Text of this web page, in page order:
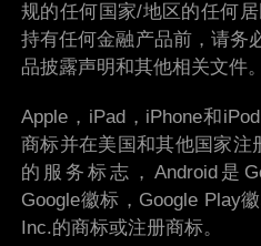
规的任何国家/地区的任何
持有任何金融产品前，请务
品披露声明和其他相关文件。
Apple，iPad，iPhone和
商标并在美国和其他国家注
的服务标志，Android是
Google徽标，Google Play
Inc.的商标或注册商标。